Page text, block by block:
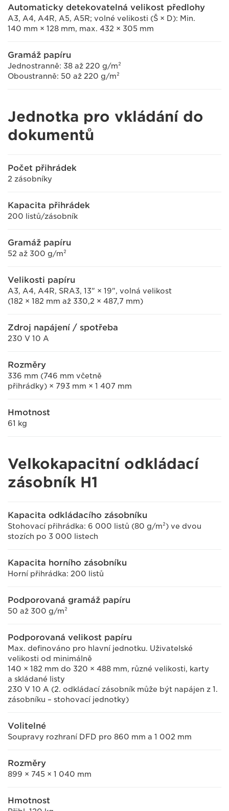
Automaticky detekovatelná velikost předlohy
A3, A4, A4R, A5, A5R; volné velikosti (Š × D): Min.
140 mm × 128 mm, max. 432 × 305 mm
Gramáž papíru
Jednostranně: 38 až 220 g/m²
Oboustranně: 50 až 220 g/m²
Jednotka pro vkládání do
dokumentů
Počet přihrádek
2 zásobníky
Kapacita přihrádek
200 listů/zásobník
Gramáž papíru
52 až 300 g/m²
Velikosti papíru
A3, A4, A4R, SRA3, 13" × 19", volná velikost
(182 × 182 mm až 330,2 × 487,7 mm)
Zdroj napájení / spotřeba
230 V 10 A
Rozměry
336 mm (746 mm včetně
přihrádky) × 793 mm × 1 407 mm
Hmotnost
61 kg
Velkokapacitní odkládací
zásobník H1
Kapacita odkládacího zásobníku
Stohovací přihrádka: 6 000 listů (80 g/m²) ve dvou
stozích po 3 000 listech
Kapacita horního zásobníku
Horní přihrádka: 200 listů
Podporovaná gramáž papíru
50 až 300 g/m²
Podporovaná velikost papíru
Max. definováno pro hlavní jednotku. Uživatelské
velikosti od minimálně
140 × 182 mm do 320 × 488 mm, různé velikosti, karty
a skládané listy
230 V 10 A (2. odkládací zásobník může být napájen z 1.
zásobníku – stohovací jednotky)
Volitelné
Soupravy rozhraní DFD pro 860 mm a 1 002 mm
Rozměry
899 × 745 × 1 040 mm
Hmotnost